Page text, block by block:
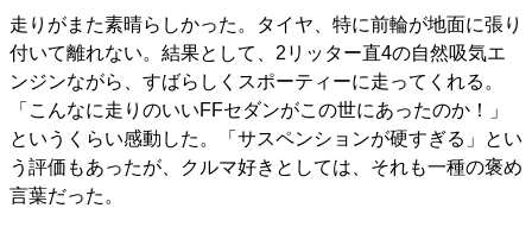
走りがまた素晴らしかった。タイヤ、特に前輪が地面に張り
付いて離れない。結果として、2リッター直4の自然吸気エ
ンジンながら、すばらしくスポーティーに走ってくれる。
「こんなに走りのいいFFセダンがこの世にあったのか！」
というくらい感動した。「サスペンションが硬すぎる」とい
う評価もあったが、クルマ好きとしては、それも一種の褒め
言葉だった。